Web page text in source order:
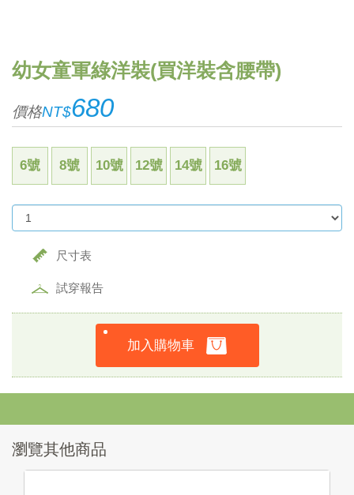
幼女童軍綠洋裝(買洋裝含腰帶)
價格NT$680
6號 8號 10號 12號 14號 16號
尺寸表
試穿報告
加入購物車
瀏覽其他商品